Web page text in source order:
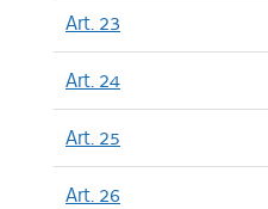
Art. 23
Art. 24
Art. 25
Art. 26